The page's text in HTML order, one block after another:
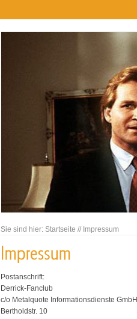
Sie sind hier: Startseite // Impressum
Postanschrift:
Derrick-Fanclub
c/o Metalquote Informationsdienste GmbH
Bertholdstr. 10